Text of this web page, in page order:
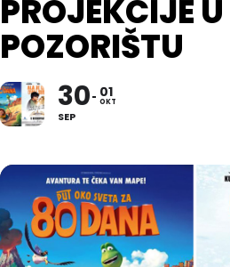
PROJEKCIJE U
POZORIŠTU
30
SEP
01
OKT